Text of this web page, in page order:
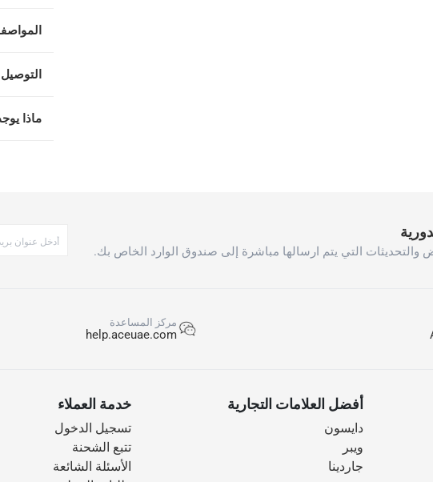
ماذا
التي يتم ارسالها مباشرة إلى صندوق الوارد الخاص بك.
مركز المساعدة
help.aceuae.com
أفضل العلامات التجارية
دايسون
ويبر
جاردينا
خدمة العملاء
تسجيل الدخول
تتبع الشحنة
الأسئلة الشائعة